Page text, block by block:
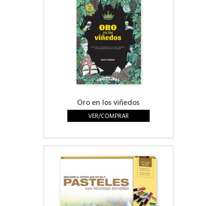
Oro en los viñedos
VER/COMPRAR